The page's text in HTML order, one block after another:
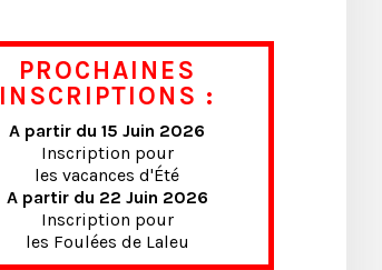
PROCHAINES
INSCRIPTIONS :
A partir du 15 Juin 2026
Inscription pour
les vacances d'Été
A partir du 22 Juin 2026
Inscription pour
les Foulées de Laleu